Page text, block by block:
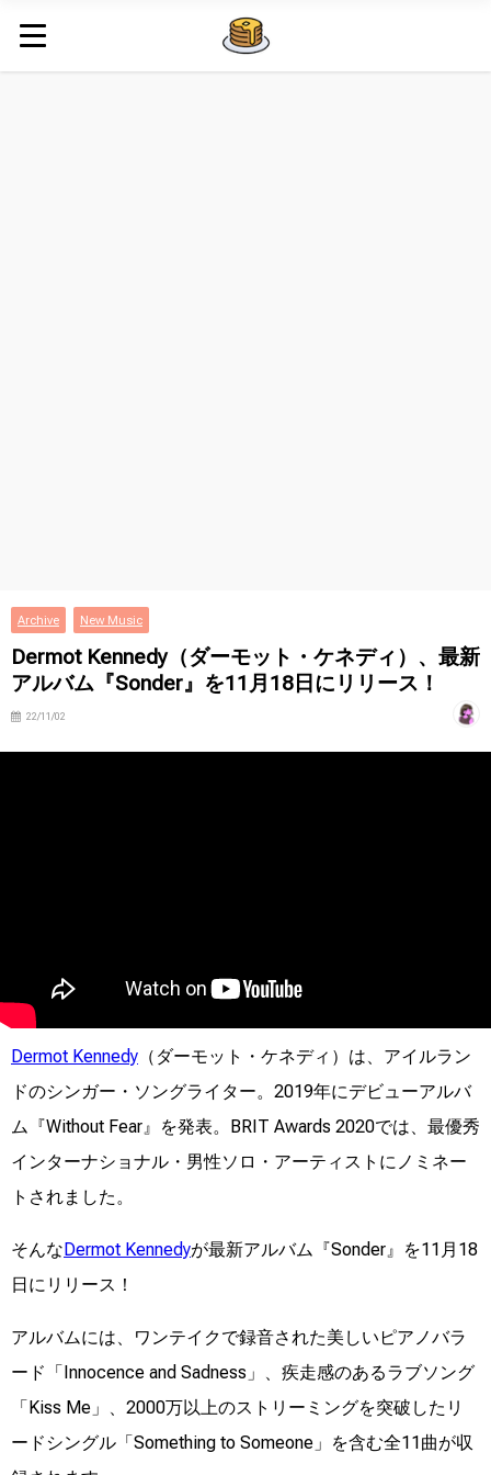
Archive New Music
Dermot Kennedy（ダーモット・ケネディ）、最新
アルバム『Sonder』を11月18日にリリース！
22/11/02
Dermot Kennedy （ダーモット・ケネディ）は、アイルラン
ドのシンガー・ソングライター。2019年にデビューアルバ
ム『Without Fear』を発表。BRIT Awards 2020では、最優秀
インターナショナル・男性ソロ・アーティストにノミネー
トされました。
そんなDermot Kennedyが最新アルバム『Sonder』を11月18
日にリリース！
アルバムには、ワンテイクで録音された美しいピアノバラ
ード「Innocence and Sadness」、疾走感のあるラブソング
「Kiss Me」、2000万以上のストリーミングを突破したリ
ードシングル「Something to Someone」を含む全11曲が収